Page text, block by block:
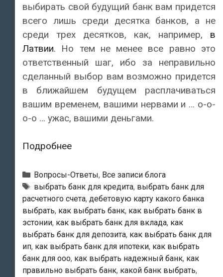
выбирать свой будущий банк вам придется
всего лишь среди десятка банков, а не
среди трех десятков, как, например, в
Латвии. Но тем не менее все равно это
ответственный шаг, ибо за неправильно
сделанный выбор вам возможно придется
в ближайшем будущем расплачиваться
вашим временем, вашими нервами и … о-о-
о-о … ужас, вашими деньгами.
ПодробнееКакой
выбрать
в
Эстонии?
Рубрики
Вопросы-Ответы, Все записи блога
Тэги
выбрать банк для кредита, выбрать банк для
расчетного счета, дебетовую карту какого банка
выбрать, как выбрать банк, как выбрать банк в
эстонии, как выбрать банк для вклада, как
выбрать банк для депозита, как выбрать банк для
ип, как выбрать банк для ипотеки, как выбрать
банк для ооо, как выбрать надежный банк, как
правильно выбрать банк, какой банк выбрать,